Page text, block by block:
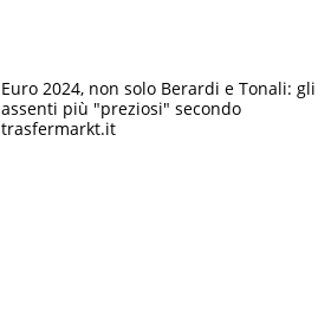
Euro 2024, non solo Berardi e Tonali: gli
assenti più "preziosi" secondo
trasfermarkt.it